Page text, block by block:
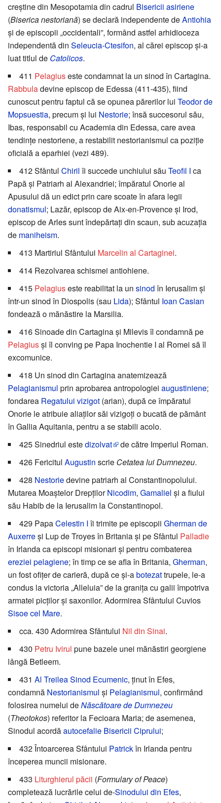
creștine din Mesopotamia din cadrul Bisericii asiriene
(Biserica nestoriană) se declară independente deAntiohia
și de episcopii „occidentali”, formând astfel arhidioceza
independentă din Seleucia-Ctesifon, al cărei episcop și-a
luat titlul de Catolicos.
411 Pelagiuseste condamnat la un sinod în Cartagina.
Rabbuladevine episcop de Edessa (411-435), fiind
cunoscut pentru faptul că se opunea părerilor lui Teodor de
Mopsuestia, precum și lui Nestorie; însă succesorul său,
Ibas, responsabil cu Academia din Edessa, care avea
tendințe nestoriene, a restabilit nestorianismul ca poziție
oficială a eparhiei (vezi 489).
412 Sfântul Chiril îi succede unchiului său Teofil I ca
Papă și Patriarh al Alexandriei; împăratul Onorie al
Apusului dă un edict prin care scoate în afara legii
donatismul; Lazăr, episcop de Aix-en-Provence și Irod,
episcop de Arles sunt îndepărtați din scaun, sub acuzația
de maniheism.
413 Martiriul Sfântului Marcelin al Cartaginei.
414 Rezolvarea schismei antiohiene.
415 Pelagiuseste reabilitat la un sinod în Ierusalim și
într-un sinod în Diospolis (sau Lida); Sfântul Ioan Casian
fondează o mănăstire la Marsilia.
416 Sinoade din Cartagina și Milevis îl condamnă pe
Pelagiusși îl conving pe Papa Inochentie I al Romei să îl
excomunice.
418 Un sinod din Cartagina anatemizează
Pelagianismul prin aprobarea antropologiei augustiniene;
fondarea Regatului vizigot (arian), după ce împăratul
Onorie le atribuie aliaților săi vizigoți o bucată de pământ
în Gallia Aquitania, pentru a se stabili acolo.
425 Sinedriul estedizolvat
de către Imperiul Roman.
426 Fericitul Augustin scrie Cetatea lui Dumnezeu.
428 Nestoriedevine patriarh al Constantinopolului.
Mutarea Moaștelor DrepțilorNicodim, Gamaliel și a fiului
său Habib de la Ierusalim la Constantinopol.
429 PapaCelestin I îi trimite pe episcopii Gherman de
Auxerreși Lup de Troyes în Britania și pe Sfântul Palladie
în Irlanda ca episcopi misionari și pentru combaterea
ereziei pelagiene; în timp ce se afla în Britania, Gherman,
un fost ofițer de carieră, după ce și-abotezattrupele, le-a
condus la victoria „Alleluia” de la granița cu galii împotriva
armatei picților și saxonilor. Adormirea Sfântului Cuvios
Sisoe cel Mare.
cca. 430 Adormirea Sfântului Nil din Sinai.
430 Petru Ivirul pune bazele unei mănăstiri georgiene
lângă Betleem.
431 Al Treilea Sinod Ecumenic, ținut în Efes,
condamnă Nestorianismul și Pelagianismul, confirmând
folosirea numelui deNăscătoare de Dumnezeu
(Theotokos) referitor la Fecioara Maria; de asemenea,
Sinodul acordăautocefalie Bisericii Ciprului;
432 Întoarcerea Sfântului Patrickîn Irlanda pentru
începerea muncii misionare.
433 Liturghierul păcii (Formulary of Peace)
completează lucrările celui de-Sinodului din Efes,